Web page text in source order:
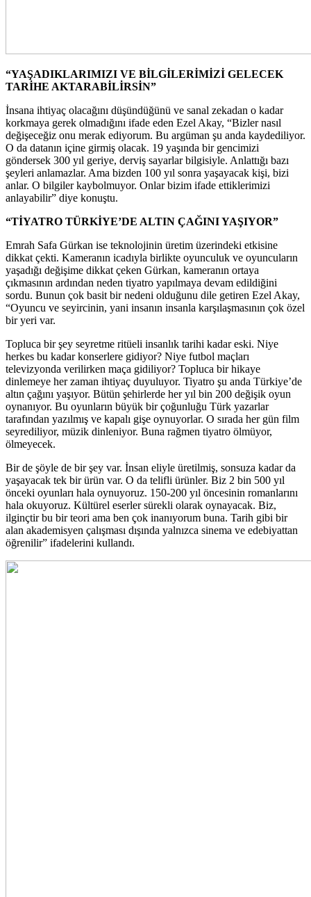
“YAŞADIKLARIMIZI VE BİLGİLERİMİZİ GELECEK
TARİHE AKTARABİLİRSİN”
İnsana ihtiyaç olacağını düşündüğünü ve sanal zekadan o kadar
korkmaya gerek olmadığını ifade eden Ezel Akay, “Bizler nasıl
değişeceğiz onu merak ediyorum. Bu argüman şu anda kaydediliyor.
O da datanın içine girmiş olacak. 19 yaşında bir gencimizi
göndersek 300 yıl geriye, derviş sayarlar bilgisiyle. Anlattığı bazı
şeyleri anlamazlar. Ama bizden 100 yıl sonra yaşayacak kişi, bizi
anlar. O bilgiler kaybolmuyor. Onlar bizim ifade ettiklerimizi
anlayabilir” diye konuştu.
“TİYATRO TÜRKİYE’DE ALTIN ÇAĞINI YAŞIYOR”
Emrah Safa Gürkan ise teknolojinin üretim üzerindeki etkisine
dikkat çekti. Kameranın icadıyla birlikte oyunculuk ve oyuncuların
yaşadığı değişime dikkat çeken Gürkan, kameranın ortaya
çıkmasının ardından neden tiyatro yapılmaya devam edildiğini
sordu. Bunun çok basit bir nedeni olduğunu dile getiren Ezel Akay,
“Oyuncu ve seyircinin, yani insanın insanla karşılaşmasının çok özel
bir yeri var.
Topluca bir şey seyretme ritüeli insanlık tarihi kadar eski. Niye
herkes bu kadar konserlere gidiyor? Niye futbol maçları
televizyonda verilirken maça gidiliyor? Topluca bir hikaye
dinlemeye her zaman ihtiyaç duyuluyor. Tiyatro şu anda Türkiye’de
altın çağını yaşıyor. Bütün şehirlerde her yıl bin 200 değişik oyun
oynanıyor. Bu oyunların büyük bir çoğunluğu Türk yazarlar
tarafından yazılmış ve kapalı gişe oynuyorlar. O sırada her gün film
seyrediliyor, müzik dinleniyor. Buna rağmen tiyatro ölmüyor,
ölmeyecek.
Bir de şöyle de bir şey var. İnsan eliyle üretilmiş, sonsuza kadar da
yaşayacak tek bir ürün var. O da telifli ürünler. Biz 2 bin 500 yıl
önceki oyunları hala oynuyoruz. 150-200 yıl öncesinin romanlarını
hala okuyoruz. Kültürel eserler sürekli olarak oynayacak. Biz,
ilginçtir bu bir teori ama ben çok inanıyorum buna. Tarih gibi bir
alan akademisyen çalışması dışında yalnızca sinema ve edebiyattan
öğrenilir” ifadelerini kullandı.